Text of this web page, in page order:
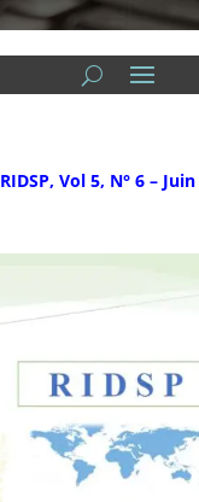
RIDSP, Vol 5, N° 6 – Juin